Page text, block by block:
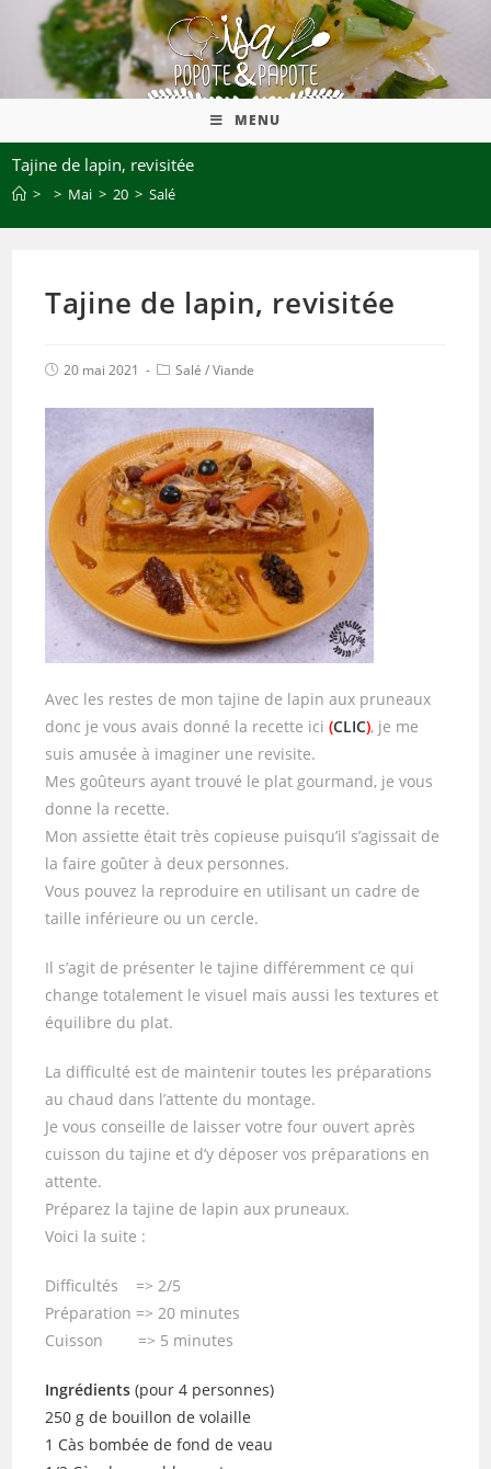
MENU
Tajine de lapin, revisitée
> > Mai > 20 > Salé
Tajine de lapin, revisitée
20 mai 2021 Salé /Viande
Avec les restes de mon tajine de lapin aux pruneaux
donc je vous avais donné la recette ici(CLIC), je me
suis amusée à imaginer une revisite.
Mes goûteurs ayant trouvé le plat gourmand, je vous
donne la recette.
Mon assiette était très copieuse puisqu’il s’agissait de
la faire goûter à deux personnes.
Vous pouvez la reproduire en utilisant un cadre de
taille inférieure ou un cercle.
Il s’agit de présenter le tajine différemment ce qui
change totalement le visuel mais aussi les textures et
équilibre du plat.
La difficulté est de maintenir toutes les préparations
au chaud dans l’attente du montage.
Je vous conseille de laisser votre four ouvert après
cuisson du tajine et d’y déposer vos préparations en
attente.
Préparez la tajine de lapin aux pruneaux.
Voici la suite :
Difficultés => 2/5
Préparation => 20 minutes
Cuisson => 5 minutes
Ingrédients (pour 4 personnes)
250 g de bouillon de volaille
1 Càs bombée de fond de veau